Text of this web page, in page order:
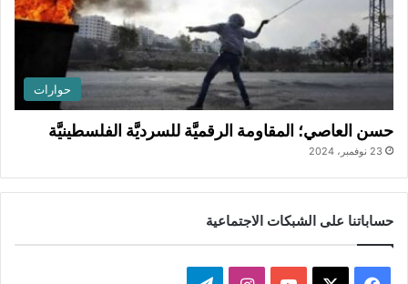
حوارات
حسن العاصي؛ المقاومة الرقميَّة للسرديَّة الفلسطينيَّة
23 نوفمبر، 2024
حساباتنا على الشبكات الاجتماعية